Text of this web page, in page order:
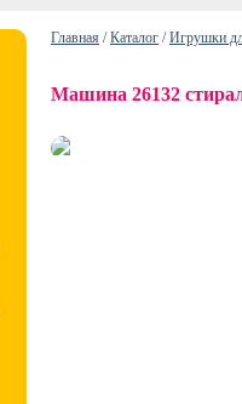
Главная /Каталог /Игрушки
Машина 26132